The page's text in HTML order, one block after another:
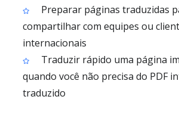
Preparar páginas traduzidas
compartilhar com equipes ou
internacionais
Traduzir rápido uma página
quando você não precisa do PDF
traduzido